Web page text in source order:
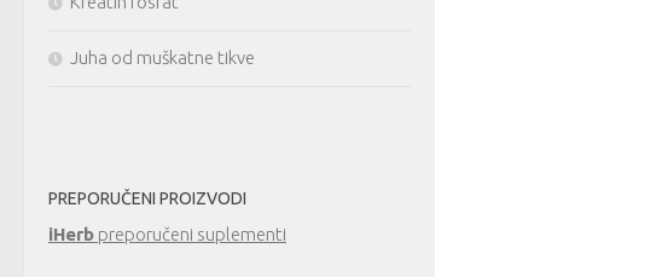
Juha od muškatne tikve
PREPORUČENI PROIZVODI
iHerb preporučeni suplementi